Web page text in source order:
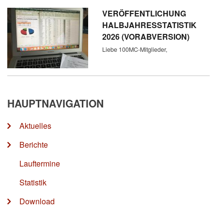
VERÖFFENTLICHUNG
HALBJAHRESSTATISTIK
2026 (VORABVERSION)
Liebe 100MC-Mitglieder,
HAUPTNAVIGATION
Aktuelles
Berichte
Lauftermine
Statistik
Download